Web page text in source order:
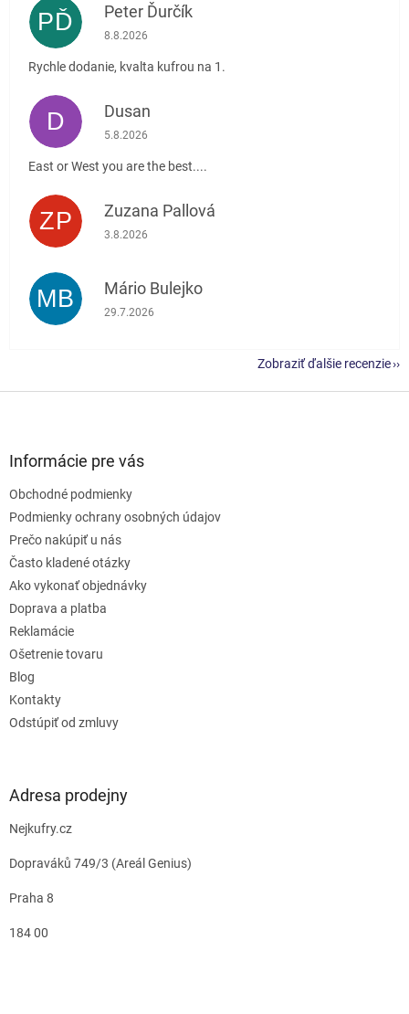
PĎ Peter Ďurčík
Hodnotenie obchodu je 5 z 5 hviezdičiek.
8.8.2026
Rychle dodanie, kvalta kufrou na 1.
D Dusan
Hodnotenie obchodu je 5 z 5 hviezdičiek.
5.8.2026
East or West you are the best....
ZP Zuzana Pallová
Hodnotenie obchodu je 5 z 5 hviezdičiek.
3.8.2026
MB Mário Bulejko
Hodnotenie obchodu je 5 z 5 hviezdičiek.
29.7.2026
Zobraziť ďalšie recenzie
Informácie pre vás
Obchodné podmienky
Podmienky ochrany osobných údajov
Prečo nakúpiť u nás
Často kladené otázky
Ako vykonať objednávky
Doprava a platba
Reklamácie
Ošetrenie tovaru
Blog
Kontakty
Odstúpiť od zmluvy
Adresa prodejny
Nejkufry.cz
Dopraváků 749/3 (Areál Genius)
Praha 8
184 00